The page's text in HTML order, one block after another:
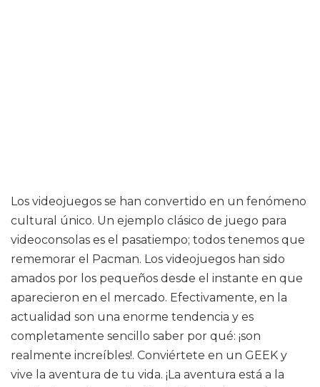
Los videojuegos se han convertido en un fenómeno
cultural único. Un ejemplo clásico de juego para
videoconsolas es el pasatiempo; todos tenemos que
rememorar el Pacman. Los videojuegos han sido
amados por los pequeños desde el instante en que
aparecieron en el mercado. Efectivamente, en la
actualidad son una enorme tendencia y es
completamente sencillo saber por qué: ¡son
realmente increíbles!. Conviértete en un GEEK y
vive la aventura de tu vida. ¡La aventura está a la